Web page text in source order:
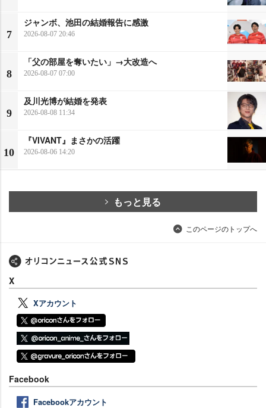
7
ジャンボ、池田の結婚報告に感激
2026-08-07 20:46
8
「父の部屋を奪いたい」→大改造へ
2026-08-07 07:00
9
及川光博が結婚を発表
2026-08-08 11:34
10
『VIVANT』まさかの活躍
2026-08-06 14:20
もっと見る
このページのトップへ
X
Xアカウント
Facebook
Facebookアカウント